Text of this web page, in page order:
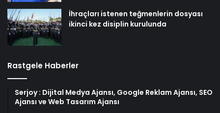
İhraçları istenen teğmenlerin dosyası
ikinci kez disiplin kurulunda
Rastgele Haberler
Serjoy : Dijital Medya Ajansı, Google Reklam Ajansı, SEO
Ajansı ve Web Tasarım Ajansı